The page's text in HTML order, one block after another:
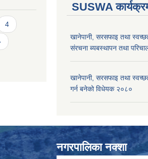
4
SUSWA
खानेपानी, सरसफाइ तथा
संरचना ब्यबस्थापन तथा
खानेपानी, सरसफाइ तथा
गर्न बनेको विधेयक २०८०
नगरपालिका नक्शा